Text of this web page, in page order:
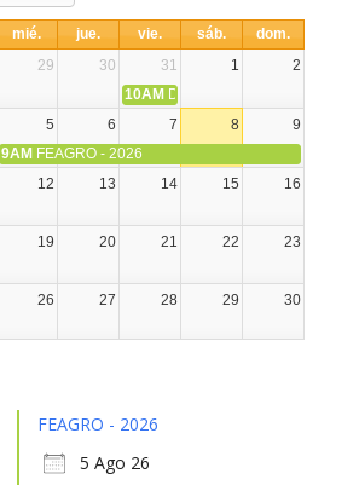
mié. jue. vie. sáb.
dom.
29 30 31 1
2
10AM DIA NACIONAL DE LA
5 6 7 8
9
9AM FEAGRO - 2026
12 13 14 15 16
19 20 21 22 23
26 27 28 29 30
FEAGRO - 2026
5 Ago 26